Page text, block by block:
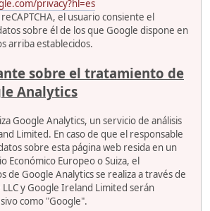
privacy?hl=es
el usuario consiente el
sobre él de los que Google dispone en
arriba establecidos.
sobre el tratamiento de
Analytics
Google Analytics, un servicio de análisis
Limited. En caso de que el responsable
sobre esta página web resida en un
Económico Europeo o Suiza, el
de Google Analytics se realiza a través de
LLC y Google Ireland Limited serán
como "Google".